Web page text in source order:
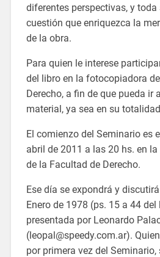
diferentes perspectivas, y
cuestión que enriquezca la
de la obra.
Para quien le interese
del libro en la fotocopiadora
Derecho, a fin de que pueda ir
material, ya sea en su
El comienzo del Seminario es
abril de 2011 a las 20 hs. en
de la Facultad de Derecho.
Ese día se expondrá y
Enero de 1978 (ps. 15 a 44
presentada por Leonardo
(leopal@speedy.com.ar).
por primera vez del